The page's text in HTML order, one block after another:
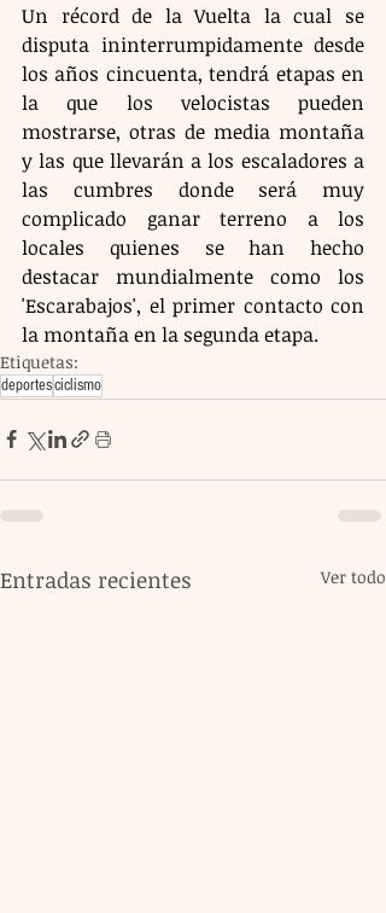
Un récord de la Vuelta la cual se
disputa ininterrumpidamente desde
los años cincuenta, tendrá etapas en
la que los velocistas pueden
mostrarse, otras de media montaña
y las que llevarán a los escaladores a
las cumbres donde será muy
complicado ganar terreno a los
locales quienes se han hecho
destacar mundialmente como los
'Escarabajos', el primer contacto con
la montaña en la segunda etapa.
Etiquetas:
deportesciclismo
Entradas recientes Ver todo